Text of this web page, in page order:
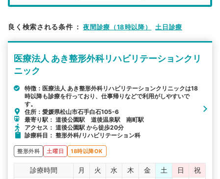
検索する
詳細条件で絞り込む
その他の検索方法
良く検索される条件 ： 夜間診療（18時以降） 土日診療
医療法人 あき整形外科リハビリテーションクリ
ニック
特徴：医療法人 あき整形外科リハビリテーションクリニックは18
時以降も診療を行っており、仕事帰りなどで利用がしやすいで
す。
住所：愛媛県松山市石手白石105-6
最寄り駅： 道後公園駅 道後温泉駅 南町駅
アクセス： 道後公園駅 から徒歩20分
診療科目： 整形外科/リハビリテーション科
整形外科 土曜日 18時以降OK
診療時間 月 火 水 木 金 土 日
祝